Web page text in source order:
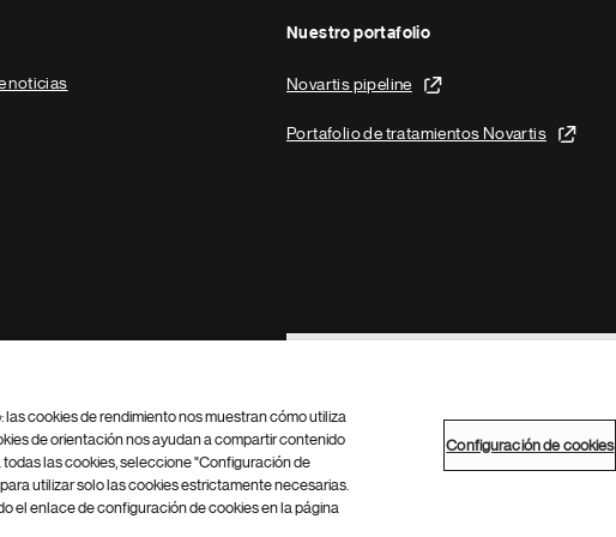
noticias
Nuestro portafolio
Novartis pipeline
Portafolio de tratamientos Novartis
Footer Site Search
Configuración de cookies Mapa del sitio
cookies de rendimiento nos muestran cómo utiliza
de orientación nos ayudan a compartir contenido
las cookies, seleccione "Configuración de
utilizar solo las cookies estrictamente necesarias.
el enlace de configuración de cookies en la página
Configuración de cookies